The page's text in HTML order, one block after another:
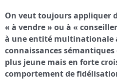
On veut toujours appliquer
« à vendre » ou à «
à une entité multinationale
connaissances
plus jeune mais en forte
comportement de